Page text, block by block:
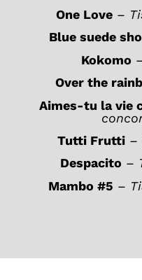
One Love–
Blue suede
Kokomo
Over the
Aimes-tu la vie
Tutti Frutti–
Despacito –
Mambo #5 –